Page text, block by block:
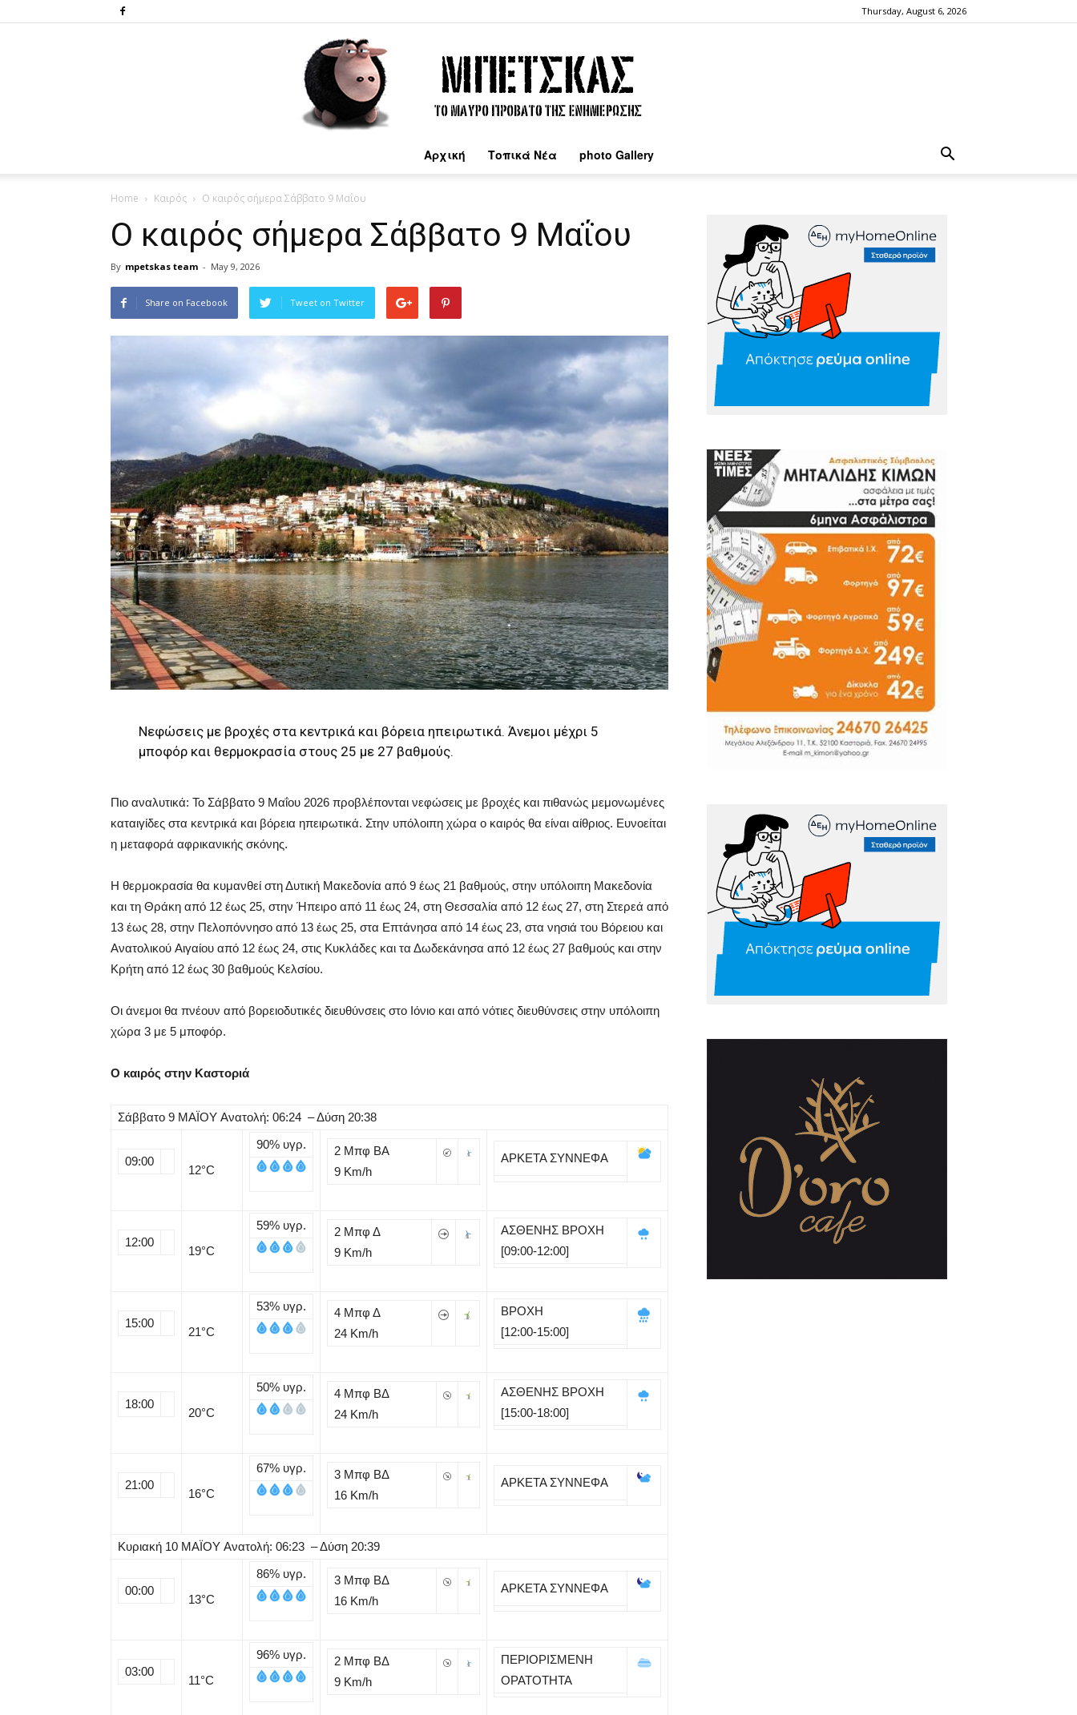
Thursday, August 6, 2026
Αρχική Τοπικά Νέα photo Gallery
Home Καιρός Ο καιρός σήμερα Σάββατο 9 Μαΐου
Ο καιρός σήμερα Σάββατο 9 Μαΐου
By mpetskas team - May 9, 2026
Share on Facebook Tweet on Twitter
Nεφώσεις με βροχές στα κεντρικά και βόρεια ηπειρωτικά. Άνεμοι μέχρι 5
μποφόρ και θερμοκρασία στους 25 με 27 βαθμούς.
Πιο αναλυτικά: Το Σάββατο 9 Μαΐου 2026 προβλέπονται νεφώσεις με βροχές και πιθανώς μεμονωμένες
καταιγίδες στα κεντρικά και βόρεια ηπειρωτικά. Στην υπόλοιπη χώρα ο καιρός θα είναι αίθριος. Ευνοείται
η μεταφορά αφρικανικής σκόνης.
Η θερμοκρασία θα κυμανθεί στη Δυτική Μακεδονία από 9 έως 21 βαθμούς, στην υπόλοιπη Μακεδονία
και τη Θράκη από 12 έως 25, στην Ήπειρο από 11 έως 24, στη Θεσσαλία από 12 έως 27, στη Στερεά από
13 έως 28, στην Πελοπόννησο από 13 έως 25, στα Επτάνησα από 14 έως 23, στα νησιά του Βόρειου και
Ανατολικού Aιγαίου από 12 έως 24, στις Κυκλάδες και τα Δωδεκάνησα από 12 έως 27 βαθμούς και στην
Κρήτη από 12 έως 30 βαθμούς Κελσίου.
Οι άνεμοι θα πνέουν από βορειοδυτικές διευθύνσεις στο Ιόνιο και από νότιες διευθύνσεις στην υπόλοιπη
χώρα 3 με 5 μποφόρ.
Ο καιρός στην Καστοριά
Σάββατο 9 ΜΑΪΟΥ Ανατολή: 06:24 – Δύση 20:38
09:00
12°C
90% υγρ.
2 Μπφ BA
9 Km/h
ΑΡΚΕΤΑ ΣΥΝΝΕΦΑ
12:00
19°C
59% υγρ.
2 Μπφ Δ
9 Km/h
ΑΣΘΕΝΗΣ ΒΡΟΧΗ
[09:00-12:00]
15:00
21°C
53% υγρ.
4 Μπφ Δ
24 Km/h
ΒΡΟΧΗ
[12:00-15:00]
18:00
20°C
50% υγρ.
4 Μπφ ΒΔ
24 Km/h
ΑΣΘΕΝΗΣ ΒΡΟΧΗ
[15:00-18:00]
21:00
16°C
67% υγρ.
3 Μπφ ΒΔ
16 Km/h
ΑΡΚΕΤΑ ΣΥΝΝΕΦΑ
Κυριακή 10 ΜΑΪΟΥ Ανατολή: 06:23 – Δύση 20:39
00:00
13°C
86% υγρ.
3 Μπφ ΒΔ
16 Km/h
ΑΡΚΕΤΑ ΣΥΝΝΕΦΑ
03:00
11°C
96% υγρ.
2 Μπφ ΒΔ
9 Km/h
ΠΕΡΙΟΡΙΣΜΕΝΗ
ΟΡΑΤΟΤΗΤΑ